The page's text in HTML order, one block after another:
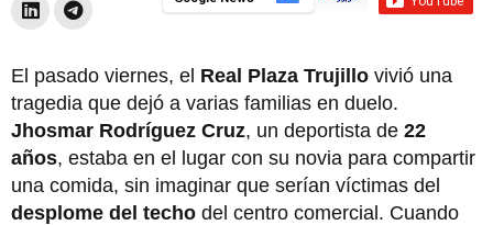
El pasado viernes, el Real Plaza Trujillo vivió una
tragedia que dejó a varias familias en duelo.
Jhosmar Rodríguez Cruz, un deportista de 22
años, estaba en el lugar con su novia para compartir
una comida, sin imaginar que serían víctimas del
desplome del techo del centro comercial. Cuando